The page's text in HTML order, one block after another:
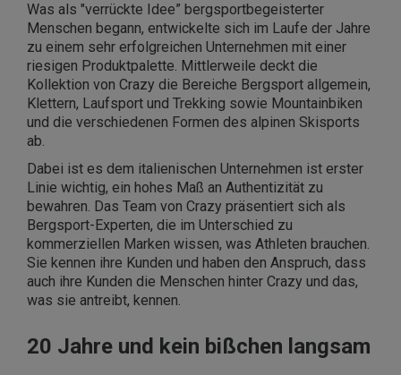
Was als "verrückte Idee” bergsportbegeisterter
Menschen begann, entwickelte sich im Laufe der Jahre
zu einem sehr erfolgreichen Unternehmen mit einer
riesigen Produktpalette. Mittlerweile deckt die
Kollektion von Crazy die Bereiche Bergsport allgemein,
Klettern, Laufsport und Trekking sowie Mountainbiken
und die verschiedenen Formen des alpinen Skisports
ab.
Dabei ist es dem italienischen Unternehmen ist erster
Linie wichtig, ein hohes Maß an Authentizität zu
bewahren. Das Team von Crazy präsentiert sich als
Bergsport-Experten, die im Unterschied zu
kommerziellen Marken wissen, was Athleten brauchen.
Sie kennen ihre Kunden und haben den Anspruch, dass
auch ihre Kunden die Menschen hinter Crazy und das,
was sie antreibt, kennen.
20 Jahre und kein bißchen langsam